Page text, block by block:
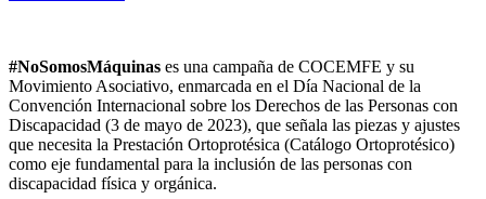
#NoSomosMáquinas es una campaña de COCEMFE y su
Movimiento Asociativo, enmarcada en el Día Nacional de la
Convención Internacional sobre los Derechos de las Personas con
Discapacidad (3 de mayo de 2023), que señala las piezas y ajustes
que necesita la Prestación Ortoprotésica (Catálogo Ortoprotésico)
como eje fundamental para la inclusión de las personas con
discapacidad física y orgánica.